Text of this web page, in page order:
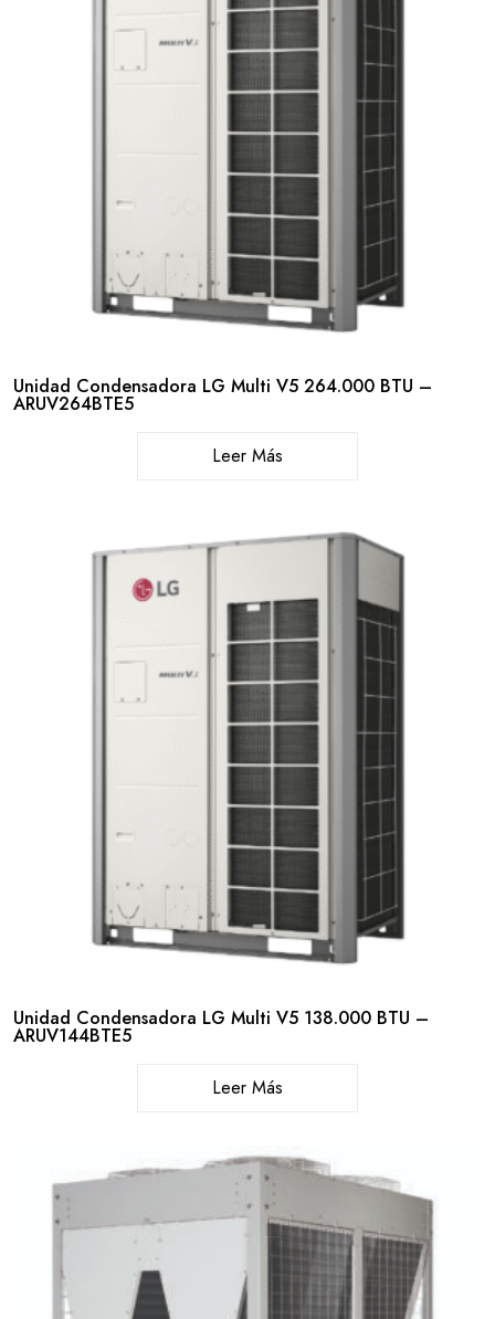
Unidad Condensadora LG Multi V5 264.000 BTU –
ARUV264BTE5
Leer Más
Unidad Condensadora LG Multi V5 138.000 BTU –
ARUV144BTE5
Leer Más